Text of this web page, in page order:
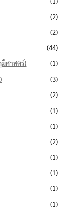
(2)
(2)
(44)
มิศาสตร์)
(1)
(3)
(2)
(1)
(1)
(2)
(1)
(1)
(1)
(1)